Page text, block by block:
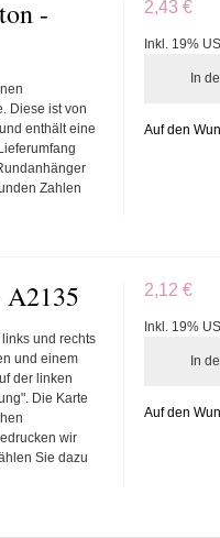
-
Diese ist von
enthält eine
Zahlen
2,43 €
Inkl. 19%
In
Auf den
und rechts
und einem
der linken
Die Karte
wir
Sie dazu
2,12 €
Inkl. 19%
In
Auf den